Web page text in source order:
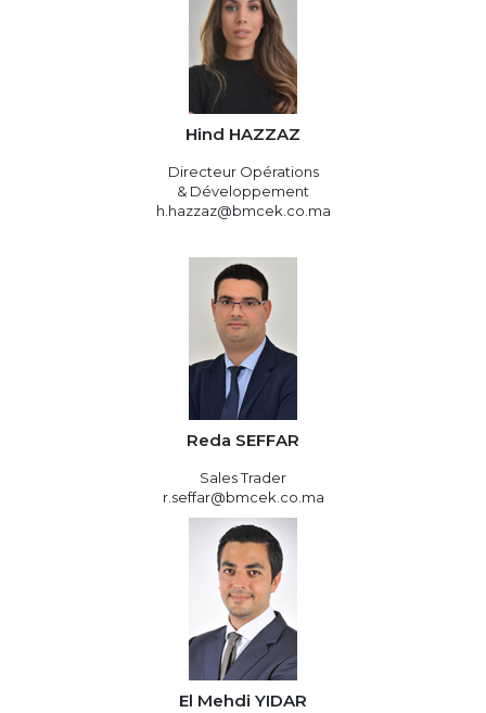
Hind HAZZAZ
Directeur Opérations
& Développement
h.hazzaz@bmcek.co.ma
Reda SEFFAR
Sales Trader
r.seffar@bmcek.co.ma
El Mehdi YIDAR